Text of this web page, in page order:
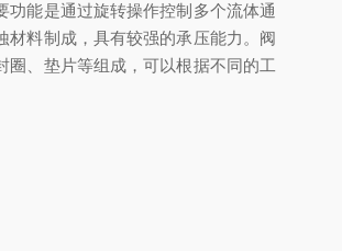
能是通过旋转操作控制多个流体通
料制成，具有较强的承压能力。阀
、垫片等组成，可以根据不同的工